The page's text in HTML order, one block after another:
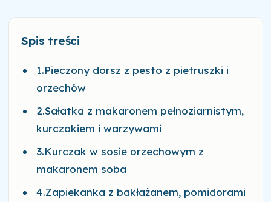
Spis treści
1.Pieczony dorsz z pesto z pietruszki i
orzechów
2.Sałatka z makaronem pełnoziarnistym,
kurczakiem i warzywami
3.Kurczak w sosie orzechowym z
makaronem soba
4.Zapiekanka z bakłażanem, pomidorami